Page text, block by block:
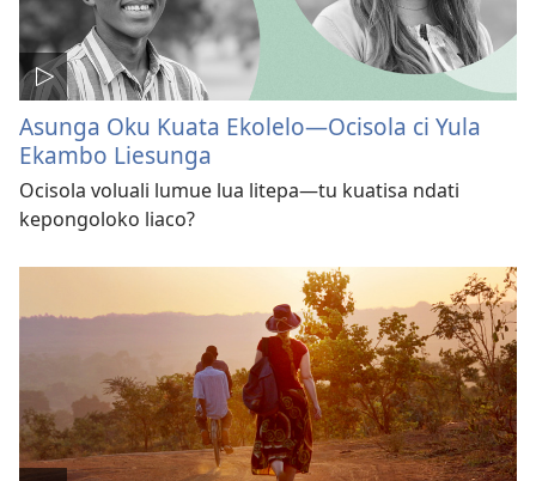
Asunga Oku Kuata Ekolelo—Ocisola ci Yula
Ekambo Liesunga
Ocisola voluali lumue lua litepa—tu kuatisa ndati
kepongoloko liaco?